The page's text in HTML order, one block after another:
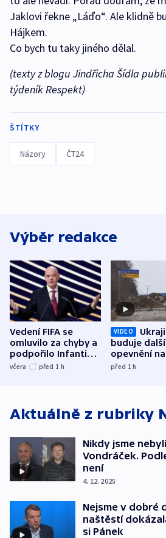
Jaklovi řekne „Láďo“. Ale klidně
Hájkem.
Co bych tu taky jiného dělal.
(texty z blogu Jindřicha Šídla
týdeník Respekt)
ŠTÍTKY
Názory ČT24
Výběr redakce
Vedení FIFA se
omluvilo za chyby a
podpořilo Infantina.
UEFA trvá na
včera před 1 h
VIDEO
buduje další
opevnění
s Běloruskem
před 1h
Aktuálně z rubriky
Nikdy jsme
Vondráček.
není
4. 12. 2025
Nejsme v dobré
naštěstí
si Pánek